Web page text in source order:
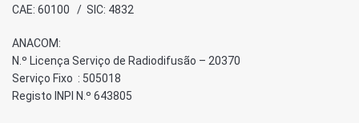
CAE: 60100 / SIC: 4832
ANACOM:
N.º Licença Serviço de Radiodifusão – 20370
Serviço Fixo : 505018
Registo INPI N.º 643805